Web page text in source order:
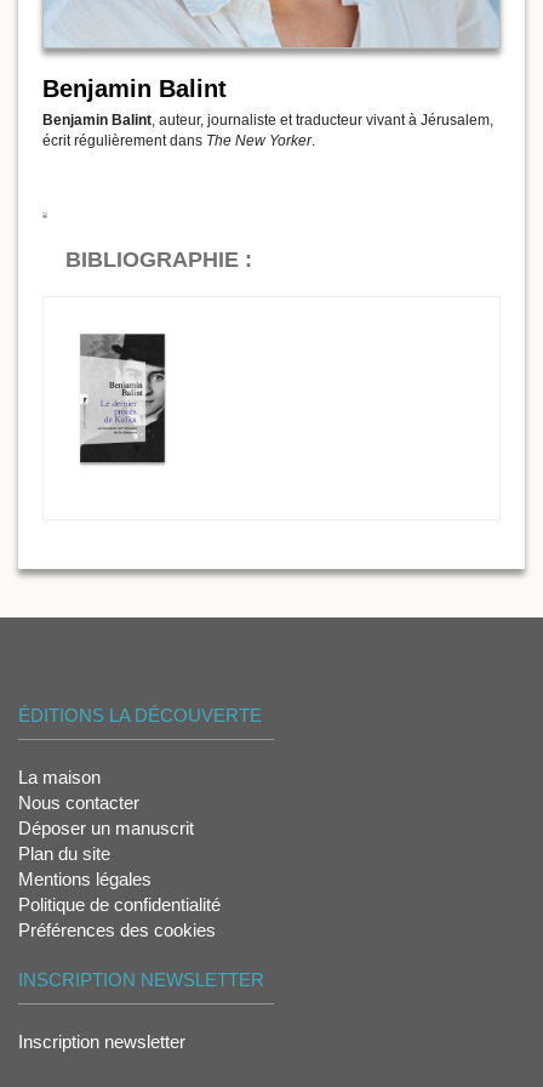
Benjamin Balint
Benjamin Balint, auteur, journaliste et traducteur vivant à Jérusalem,
écrit régulièrement dans The New Yorker.
BIBLIOGRAPHIE :
ÉDITIONS LA DÉCOUVERTE
La maison
Nous contacter
Déposer un manuscrit
Plan du site
Mentions légales
Politique de confidentialité
Préférences des cookies
INSCRIPTION NEWSLETTER
Inscription newsletter